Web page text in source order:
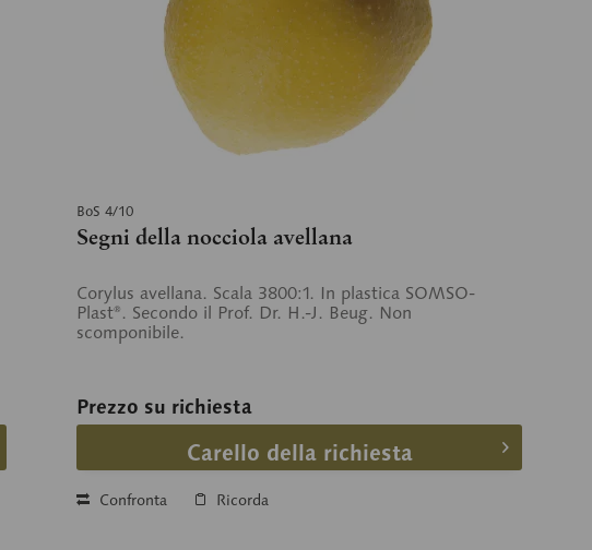
BoS 4/10
Segni della nocciola avellana
Corylus avellana. Scala 3800:1. In plastica SOMSO-
Plast®. Secondo il Prof. Dr. H.-J. Beug. Non
scomponibile.
Prezzo su richiesta
Carello della richiesta
Confronta Ricorda